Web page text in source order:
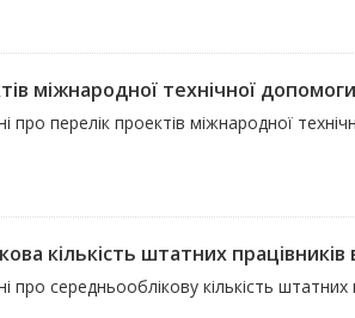
міжнародної технічної
про перелік проектів міжнародної
кількість штатних працівників
про середньооблікову кількість